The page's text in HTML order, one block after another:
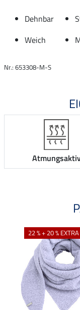
Dehnbar
Weich
Nr.: 653308-M-S
22 % + 20 % EXTRA